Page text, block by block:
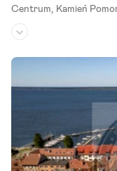
Centrum, Kamień
Rok budowy:2015
Z radością
stycyjną, idealną dla
pod wynajem zarówno